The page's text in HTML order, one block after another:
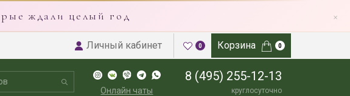
ждали целый год ×
Личный кабинет 0 Корзина 0
Онлайн чаты
8 (495) 255-12-13
круглосуточно